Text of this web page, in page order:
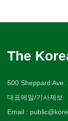
The
500 Sheppard Ave.
대표메일/기사제보
Email :